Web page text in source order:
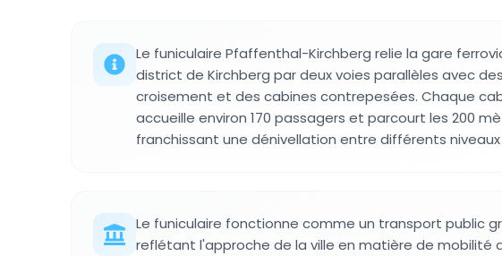
Le funiculaire Pfaffenthal-Kirchberg relie la gare
district de Kirchberg par deux voies parallèles avec
croisement et des cabines contrepesées. Chaque
accueille environ 170 passagers et parcourt les 200
franchissant une dénivellation entre différents niveaux
Le funiculaire fonctionne comme un transport public
reflétant l'approche de la ville en matière de mobilité